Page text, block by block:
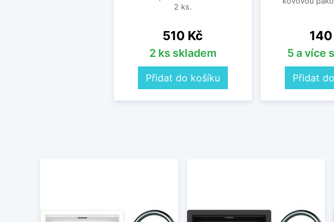
2 ks.
Cena
510 Kč
2 ks skladem
Přidat do košíku
Cena
5 a více
Přidat